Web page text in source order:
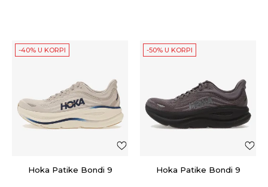
-40% U KORPI
Hoka Patike Bondi 9
-50% U KORPI
Hoka Patike Bondi 9